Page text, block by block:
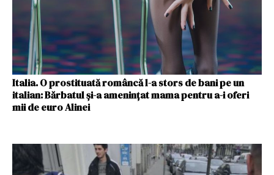
Italia. O prostituată româncă l-a stors de bani pe un
italian: Bărbatul și-a amenințat mama pentru a-i oferi
mii de euro Alinei